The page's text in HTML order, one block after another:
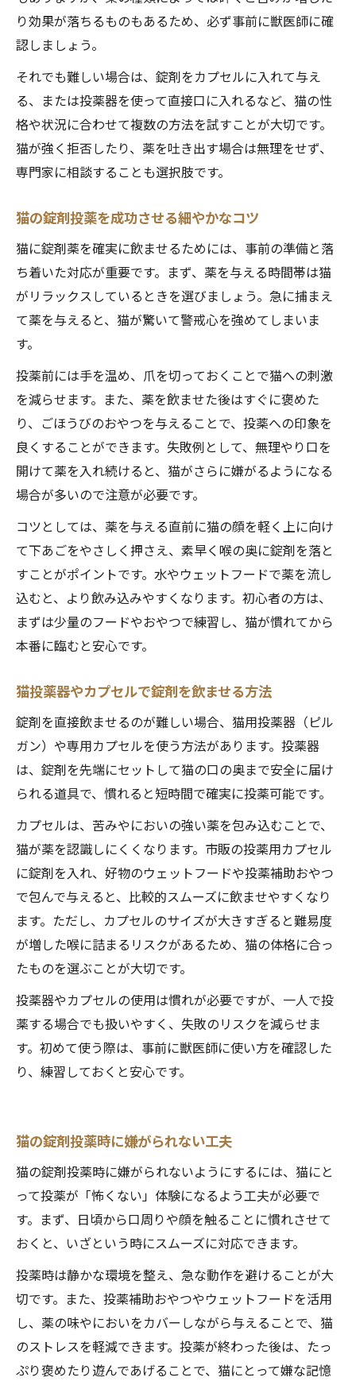
り効果が落ちるものもあるため、必ず事前に獣医師に確
認しましょう。
それでも難しい場合は、錠剤をカプセルに入れて与え
る、または投薬器を使って直接口に入れるなど、猫の性
格や状況に合わせて複数の方法を試すことが大切です。
猫が強く拒否したり、薬を吐き出す場合は無理をせず、
専門家に相談することも選択肢です。
猫の錠剤投薬を成功させる細やかなコツ
猫に錠剤薬を確実に飲ませるためには、事前の準備と落
ち着いた対応が重要です。まず、薬を与える時間帯は猫
がリラックスしているときを選びましょう。急に捕まえ
て薬を与えると、猫が驚いて警戒心を強めてしまいま
す。
投薬前には手を温め、爪を切っておくことで猫への刺激
を減らせます。また、薬を飲ませた後はすぐに褒めた
り、ごほうびのおやつを与えることで、投薬への印象を
良くすることができます。失敗例として、無理やり口を
開けて薬を入れ続けると、猫がさらに嫌がるようになる
場合が多いので注意が必要です。
コツとしては、薬を与える直前に猫の顔を軽く上に向け
て下あごをやさしく押さえ、素早く喉の奥に錠剤を落と
すことがポイントです。水やウェットフードで薬を流し
込むと、より飲み込みやすくなります。初心者の方は、
まずは少量のフードやおやつで練習し、猫が慣れてから
本番に臨むと安心です。
猫投薬器やカプセルで錠剤を飲ませる方法
錠剤を直接飲ませるのが難しい場合、猫用投薬器（ピル
ガン）や専用カプセルを使う方法があります。投薬器
は、錠剤を先端にセットして猫の口の奥まで安全に届け
られる道具で、慣れると短時間で確実に投薬可能です。
カプセルは、苦みやにおいの強い薬を包み込むことで、
猫が薬を認識しにくくなります。市販の投薬用カプセル
に錠剤を入れ、好物のウェットフードや投薬補助おやつ
で包んで与えると、比較的スムーズに飲ませやすくなり
ます。ただし、カプセルのサイズが大きすぎると難易度
が増した喉に詰まるリスクがあるため、猫の体格に合っ
たものを選ぶことが大切です。
投薬器やカプセルの使用は慣れが必要ですが、一人で投
薬する場合でも扱いやすく、失敗のリスクを減らせま
す。初めて使う際は、事前に獣医師に使い方を確認した
り、練習しておくと安心です。
猫の錠剤投薬時に嫌がられない工夫
猫の錠剤投薬時に嫌がられないようにするには、猫にと
って投薬が「怖くない」体験になるよう工夫が必要で
す。まず、日頃から口周りや顔を触ることに慣れさせて
おくと、いざという時にスムーズに対応できます。
投薬時は静かな環境を整え、急な動作を避けることが大
切です。また、投薬補助おやつやウェットフードを活用
し、薬の味やにおいをカバーしながら与えることで、猫
のストレスを軽減できます。投薬が終わった後は、たっ
ぷり褒めたり遊んであげることで、猫にとって嫌な記憶